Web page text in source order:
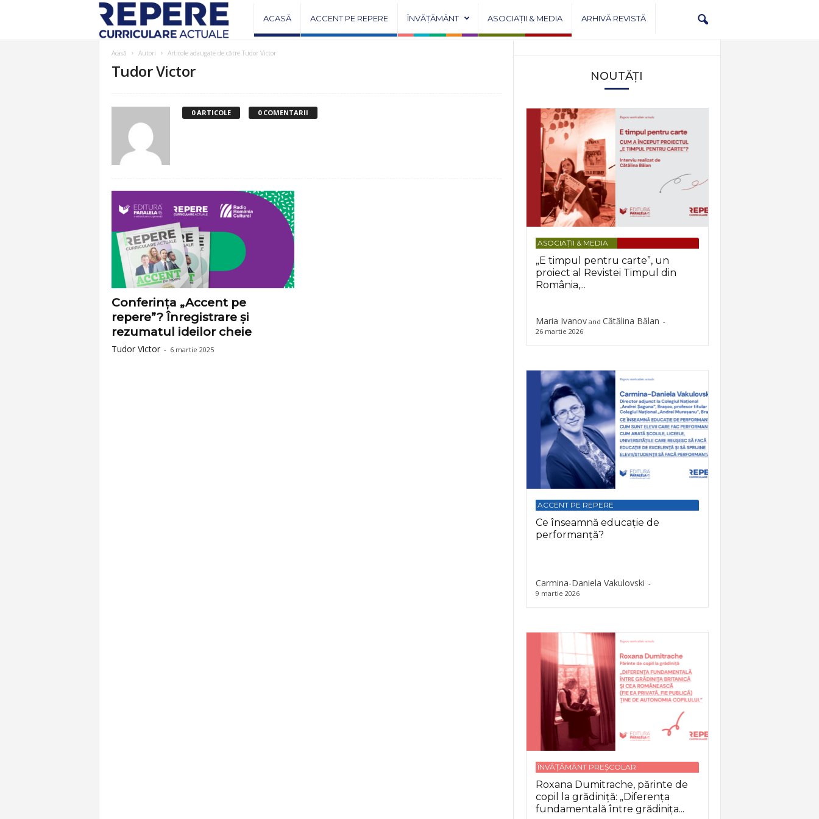
i
p
ACASĂ ACCENT PE REPERE ÎNVĂȚĂMÂNT ASOCIAȚII & MEDIA ARHIVĂ REVISTĂ
Acasă Autori Articole adaugate de către Tudor Victor
Tudor Victor
0 ARTICOLE 0 COMENTARII
Conferința „Accent pe
repere”? Înregistrare și
rezumatul ideilor cheie
Tudor Victor - 6 martie 2025
NOUTĂȚI
ASOCIAȚII & MEDIA
„E timpul pentru carte”, un
proiect al Revistei Timpul din
România,...
Maria Ivanovand Cătălina Bălan -
26 martie 2026
ACCENT PE REPERE
Ce înseamnă educație de
performanță?
Carmina-Daniela Vakulovski -
9 martie 2026
ÎNVĂȚĂMÂNT PREȘCOLAR
Roxana Dumitrache, părinte de
copil la grădiniță: „Diferența
fundamentală între grădinița...